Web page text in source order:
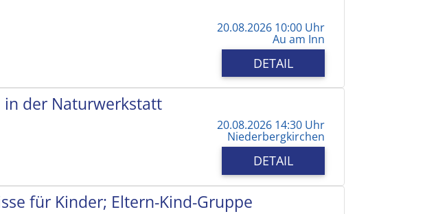
20.08.2026 10:00 Uhr
Au am Inn
DETAIL
in der Naturwerkstatt
20.08.2026 14:30 Uhr
Niederbergkirchen
DETAIL
für Kinder; Eltern-Kind-Gruppe